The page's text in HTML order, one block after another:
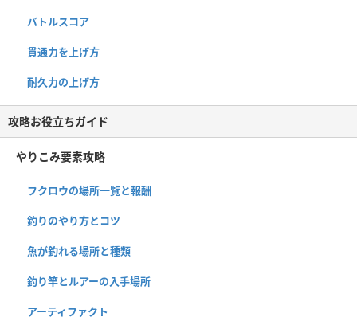
バトルスコア
貫通力を上げ方
耐久力の上げ方
攻略お役立ちガイド
やりこみ要素攻略
フクロウの場所一覧と報酬
釣りのやり方とコツ
魚が釣れる場所と種類
釣り竿とルアーの入手場所
アーティファクト